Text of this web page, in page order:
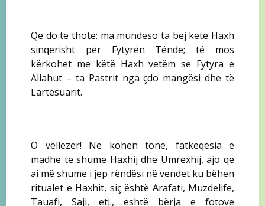
Që do të thotë: ma mundëso ta bëj këtë Haxh
sinqerisht për Fytyrën Tënde; të mos
kërkohet me këtë Haxh vetëm se Fytyra e
Allahut – ta Pastrit nga çdo mangësi dhe të
Lartësuarit.
O vëllezër! Në kohën tonë, fatkeqësia e
madhe te shumë Haxhij dhe Umrexhij, ajo që
ai më shumë i jep rëndësi në vendet ku bëhen
ritualet e Haxhit, siç është Arafati, Muzdelife,
Tauafi, Saji, etj., është bërja e fotove